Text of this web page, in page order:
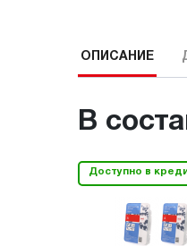
ОПИСАНИЕ
В
Доступно в